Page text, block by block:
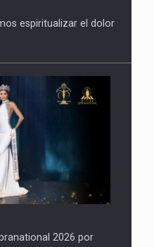
espiritualizar el dolor
2026 por